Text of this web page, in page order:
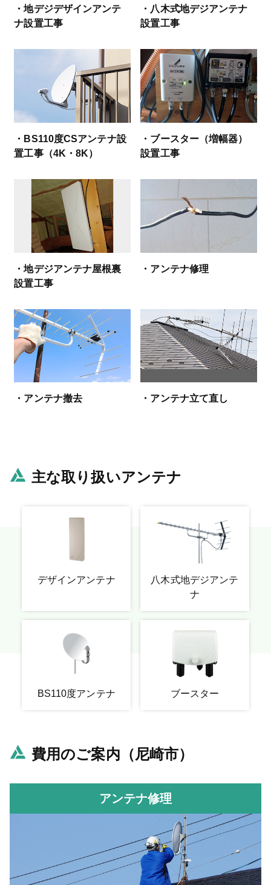
・地デジデザインアンテ
ナ設置工事
・八木式地デジアンテナ
設置工事
・BS110度CSアンテナ設
置工事（4K・8K）
・ブースター（増幅器）
設置工事
・地デジアンテナ屋根裏
設置工事
・アンテナ修理
・アンテナ撤去 ・アンテナ立て直し
主な取り扱いアンテナ
デザインアンテナ
八木式地デジアンテ
ナ
BS110度アンテナ ブースター
費用のご案内（尼崎市）
アンテナ修理